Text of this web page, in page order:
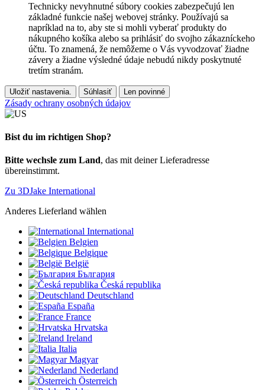
Technicky nevyhnutné súbory cookies zabezpečujú len
základné funkcie našej webovej stránky. Používajú sa
napríklad na to, aby ste si mohli vyberať produkty do
nákupného košíka alebo sa prihlásiť do svojho zákazníckeho
účtu. To znamená, že nemôžeme o Vás vyvodzovať žiadne
závery a žiadne výsledné údaje nebudú nikdy poskytnuté
tretím stranám.
Uložiť nastavenia. Súhlasiť Len povinné
Zásady ochrany osobných údajov
Bist du im richtigen Shop?
Bitte wechsle zum Land, das mit deiner Lieferadresse
übereinstimmt.
Zu 3DJake International
Anderes Lieferland wählen
International
Belgien
Belgique
België
България
Česká republika
Deutschland
España
France
Hrvatska
Ireland
Italia
Magyar
Nederland
Österreich